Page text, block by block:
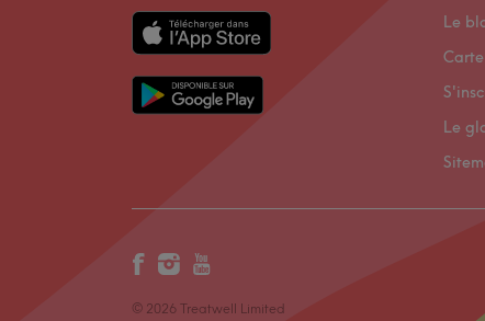
Le
Le
© 2026 Treatwell Limited